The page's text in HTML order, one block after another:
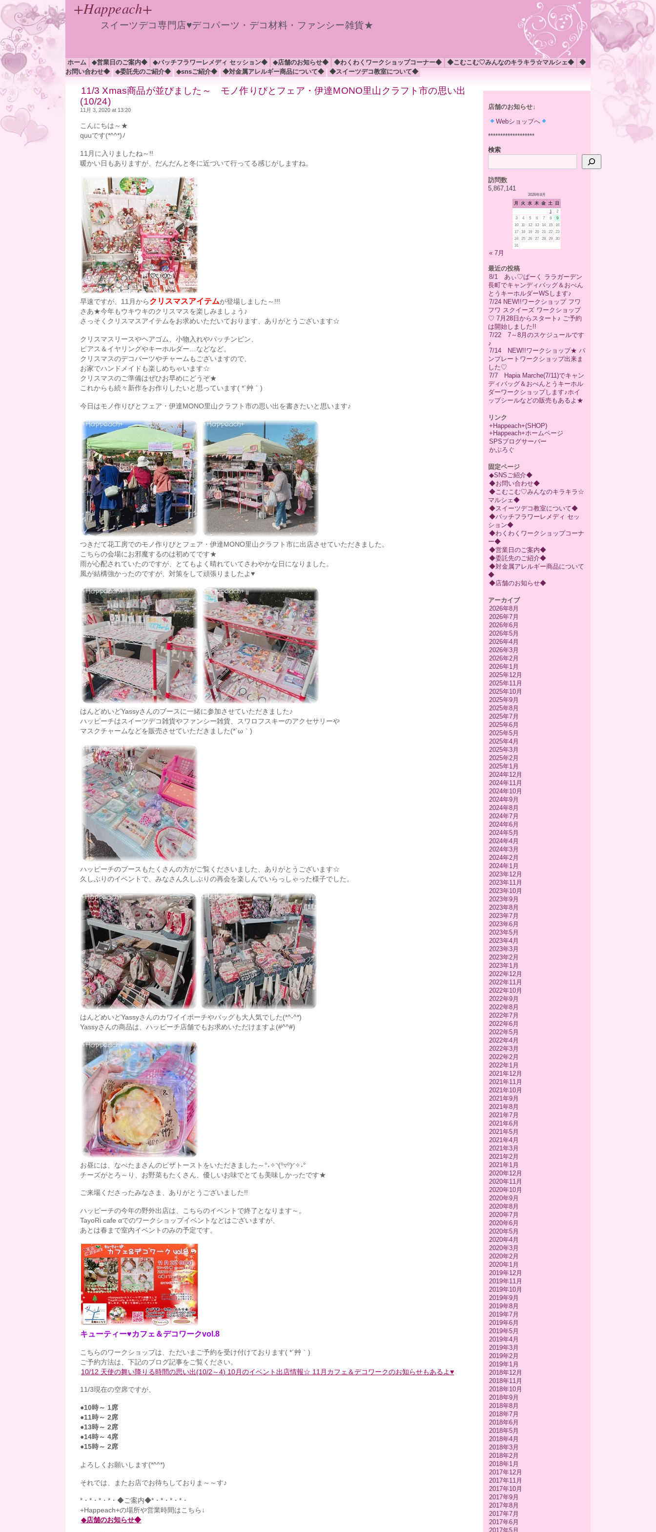
+Happeach+
スイーツデコ専門店♥デコパーツ・デコ材料・ファンシー雑貨★
ホーム ◆営業日のご案内◆ ◆バッチフラワーレメディ セッション◆ ◆店舗のお知らせ◆ ◆わくわくワークショップコーナー◆ ◆こむこむ♡みんなのキラキラ☆マルシェ◆
◆
お問い合わせ◆
◆委託先のご紹介◆ ◆snsご紹介◆ ◆対金属アレルギー商品について◆ ◆スイーツデコ教室について◆
店舗のお知らせ↓
Webショップへ
*******************
検索
訪問数
5,867,141
2026年8月
月 火 水 木 金 土 日
1
2
3
4 5 6 7 8
9
10
11 12 13 14 15
16
17
18 19 20 21 22
23
24
25 26 27 28 29
30
31
« 7月
最近の投稿
8/1 あぃ♡ぱーく ララガーデン
長町でキャンディバッグ＆おべん
とうキーホルダーWSします♪
7/24 NEW!!ワークショップ フワ
フワ スクイーズ ワークショップ
♡ 7月28日からスタート♪ ご予約
は開始しました!!
7/22 7～8月のスケジュールです
♪
7/14 NEW!!ワークショップ★ パ
ンプレートワークショップ出来ま
した♡
7/7 Hapia Marche(7/11)でキャン
ディバッグ＆おべんとうキーホル
ダーワークショップします♪ホイ
ップシールなどの販売もあるよ★
リンク
+Happeach+(SHOP)
+Happeach+ホームページ
SPSブログサーバー
かぶろぐ
固定ページ
◆SNSご紹介◆
◆お問い合わせ◆
◆こむこむ♡みんなのキラキラ☆
マルシェ◆
◆スイーツデコ教室について◆
◆バッチフラワーレメディ セッ
ション◆
◆わくわくワークショップコーナ
ー◆
◆営業日のご案内◆
◆委託先のご紹介◆
◆対金属アレルギー商品について
◆
◆店舗のお知らせ◆
アーカイブ
2026年8月
2026年7月
2026年6月
2026年5月
2026年4月
2026年3月
2026年2月
2026年1月
2025年12月
2025年11月
2025年10月
2025年9月
2025年8月
2025年7月
2025年6月
2025年5月
2025年4月
2025年3月
2025年2月
2025年1月
2024年12月
2024年11月
2024年10月
2024年9月
2024年8月
2024年7月
2024年6月
2024年5月
2024年4月
2024年3月
2024年2月
2024年1月
2023年12月
2023年11月
2023年10月
2023年9月
2023年8月
2023年7月
2023年6月
2023年5月
2023年4月
2023年3月
2023年2月
2023年1月
2022年12月
2022年11月
2022年10月
2022年9月
2022年8月
2022年7月
2022年6月
2022年5月
2022年4月
2022年3月
2022年2月
2022年1月
2021年12月
2021年11月
2021年10月
2021年9月
2021年8月
2021年7月
2021年6月
2021年5月
2021年4月
2021年3月
2021年2月
2021年1月
2020年12月
2020年11月
2020年10月
2020年9月
2020年8月
2020年7月
2020年6月
2020年5月
2020年4月
2020年3月
2020年2月
2020年1月
2019年12月
2019年11月
2019年10月
2019年9月
2019年8月
2019年7月
2019年6月
2019年5月
2019年4月
2019年3月
2019年2月
2019年1月
2018年12月
2018年11月
2018年10月
2018年9月
2018年8月
2018年7月
2018年6月
2018年5月
2018年4月
2018年3月
2018年2月
2018年1月
2017年12月
2017年11月
2017年10月
2017年9月
2017年8月
2017年7月
2017年6月
2017年5月
11/3 Xmas商品が並びました～ モノ作りびとフェア・伊達MONO里山クラフト市の思い出
(10/24)
11月 3, 2020 at 13:20
こんにちは～★
quuです(*^^*)ﾉ
11月に入りましたね～!!
暖かい日もありますが、だんだんと冬に近づいて行ってる感じがしますね。
早速ですが、11月から クリスマスアイテムが登場しました～!!!
さあ★今年もウキウキのクリスマスを楽しみましょう♪
さっそくクリスマスアイテムをお求めいただいております、ありがとうございます☆
クリスマスリースやヘアゴム、小物入れやパッチンピン、
ピアス＆イヤリングやキーホルダー…などなど。
クリスマスのデコパーツやチャームもございますので、
お家でハンドメイドも楽しめちゃいます☆
クリスマスのご準備はぜひお早めにどうぞ★
これからも続々新作をお作りしたいと思っています( *´艸｀)
今日はモノ作りびとフェア・伊達MONO里山クラフト市の思い出を書きたいと思います♪
つきだて花工房でのモノ作りびとフェア・伊達MONO里山クラフト市に出店させていただきました。
こちらの会場にお邪魔するのは初めてです★
雨が心配されていたのですが、とてもよく晴れていてさわやかな日になりました。
風が結構強かったのですが、対策をして頑張りましたよ♥
はんどめいどYassyさんのブースに一緒に参加させていただきました♪
ハッピーチはスイーツデコ雑貨やファンシー雑貨、スワロフスキーのアクセサリーや
マスクチャームなどを販売させていただきました(*´ω｀)
ハッピーチのブースもたくさんの方がご覧くださいました、ありがとうございます☆
久しぶりのイベントで、みなさん久しぶりの再会を楽しんでいらっしゃった様子でした。
はんどめいどYassyさんのカワイイポーチやバッグも大人気でした(*^-^*)
Yassyさんの商品は、ハッピーチ店舗でもお求めいただけますよ(#^^#)
お昼には、なべたまさんのピザトーストをいただきました～°˖✧◝(⁰▿⁰)◜✧˖°
チーズがとろ～り、お野菜もたくさん、優しいお味でとても美味しかったです★
ご来場くださったみなさま、ありがとうございました!!
ハッピーチの今年の野外出店は、こちらのイベントで終了となります～。
TayoRi cafe αでのワークショップイベントなどはございますが、
あとは春まで室内イベントのみの予定です。
キューティー♥カフェ＆デコワークvol.8
こちらのワークショップは、ただいまご予約を受け付けております( *´艸｀)
ご予約方法は、下記のブログ記事をご覧ください。
10/12 天使の舞い降りる時間の思い出(10/2～4) 10月のイベント出店情報☆ 11月カフェ＆デコワークのお知らせもあるよ♥
11/3現在の空席ですが、
●10時～ 1席
●11時～ 2席
●13時～ 2席
●14時～ 4席
●15時～ 2席
よろしくお願いします(*^^*)
それでは、またお店でお待ちしておりま～～す♪
*・*・*・*・◆ご案内◆*・*・*・*・
+Happeach+の場所や営業時間はこちら↓
◆店舗のお知らせ◆